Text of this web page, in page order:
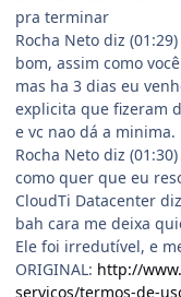
pra terminar
Rocha Neto diz (01:29)
bom, assim como
mas ha 3 dias eu
explicita que fizeram
e vc nao dá a minima.
Rocha Neto diz (01:30)
como quer que eu
CloudTi Datacenter
bah cara me deixa
Ele foi irredutível, e
ORIGINAL: http://
servicos/termos-de-